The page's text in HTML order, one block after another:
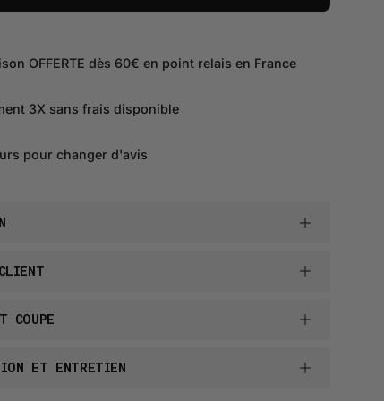
OFFERTE dès 60€ en point relais en France
3X sans frais disponible
pour changer d'avis
COUPE
ET ENTRETIEN